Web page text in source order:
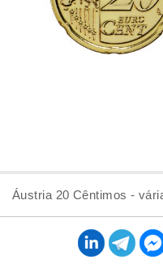
Áustria 20 Cêntimos -